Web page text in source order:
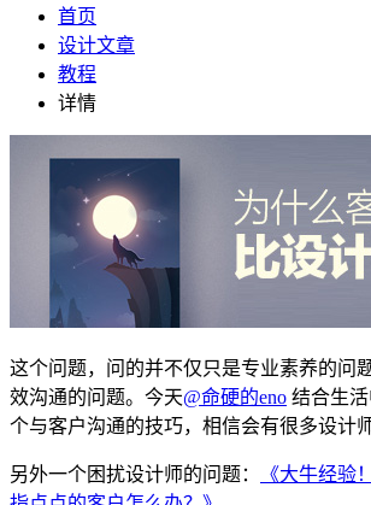
首页
设计文章
教程
详情
这个问题，问的并不仅只是专业素养的问
效沟通的问题。今天@命硬的eno 结合生
个与客户沟通的技巧，相信会有很多设计
另外一个困扰设计师的问题：
《大牛经验